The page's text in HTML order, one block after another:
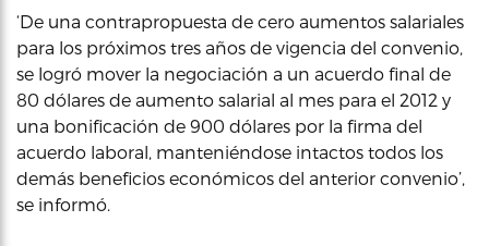
‘De una contrapropuesta de cero aumentos salariales
para los próximos tres años de vigencia del convenio,
se logró mover la negociación a un acuerdo final de
80 dólares de aumento salarial al mes para el 2012 y
una bonificación de 900 dólares por la firma del
acuerdo laboral, manteniéndose intactos todos los
demás beneficios económicos del anterior convenio’,
se informó.